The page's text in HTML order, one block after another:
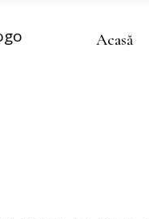
Acasă